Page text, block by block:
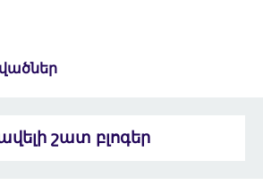
շատ բլոգեր